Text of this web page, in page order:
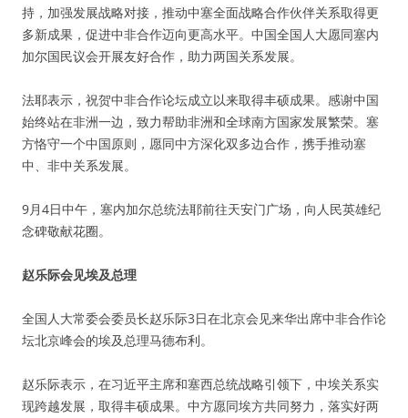
持，加强发展战略对接，推动中塞全面战略合作伙伴关系取得更
多新成果，促进中非合作迈向更高水平。中国全国人大愿同塞内
加尔国民议会开展友好合作，助力两国关系发展。
法耶表示，祝贺中非合作论坛成立以来取得丰硕成果。感谢中国
始终站在非洲一边，致力帮助非洲和全球南方国家发展繁荣。塞
方恪守一个中国原则，愿同中方深化双多边合作，携手推动塞
中、非中关系发展。
9月4日中午，塞内加尔总统法耶前往天安门广场，向人民英雄纪
念碑敬献花圈。
赵乐际会见埃及总理
全国人大常委会委员长赵乐际3日在北京会见来华出席中非合作论
坛北京峰会的埃及总理马德布利。
赵乐际表示，在习近平主席和塞西总统战略引领下，中埃关系实
现跨越发展，取得丰硕成果。中方愿同埃方共同努力，落实好两